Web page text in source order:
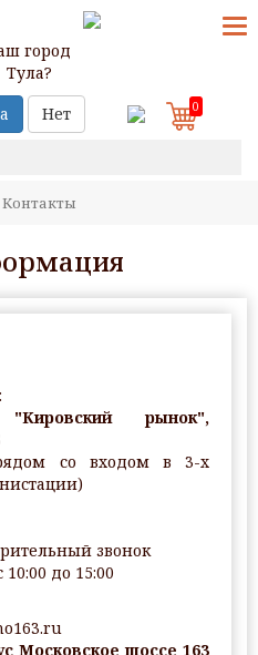
город
Тула?
Нет 0
Контакты
"Кировский рынок",
со входом в 3-х
звонок
до 15:00
Московское шоссе 163